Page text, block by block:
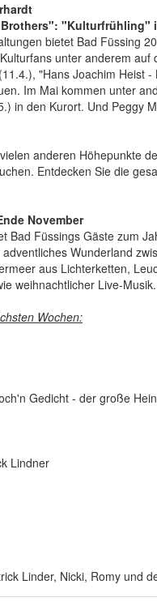
"Kulturfrühling"
bietet Bad Füssing
unter anderem
"Hans Joachim Heist
Im Mai kommen unter
in den Kurort. Und Peggy
anderen Höhepunkte
Entdecken Sie die
November
Bad Füssings Gäste zum
Wunderland
aus Lichterketten,
weihnachtlicher Live-Musik.
Wochen:
Gedicht - der große
Lindner
Linder, Nicki, Romy und